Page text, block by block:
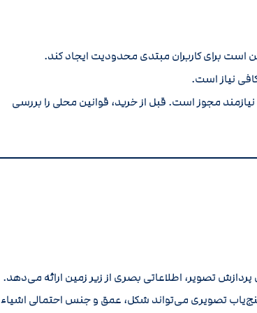
است برای کاربران مبتدی محدودیت ایجاد کند.
نیاز است.
مجوز است. قبل از خرید، قوانین محلی را بررسی
تصویر، اطلاعاتی بصری از زیر زمین ارائه می‌دهد.
تصویری می‌تواند شکل، عمق و جنس احتمالی اشیاء